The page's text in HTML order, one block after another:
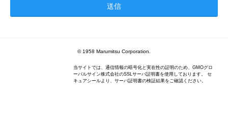
© 1958 Marumitsu Corporation.
当サイトでは、通信情報の暗号化と実在性の証明のため、GMOグロ
ーバルサイン株式会社のSSLサーバ証明書を使用しております。 セ
キュアシールより、サーバ証明書の検証結果をご確認ください。